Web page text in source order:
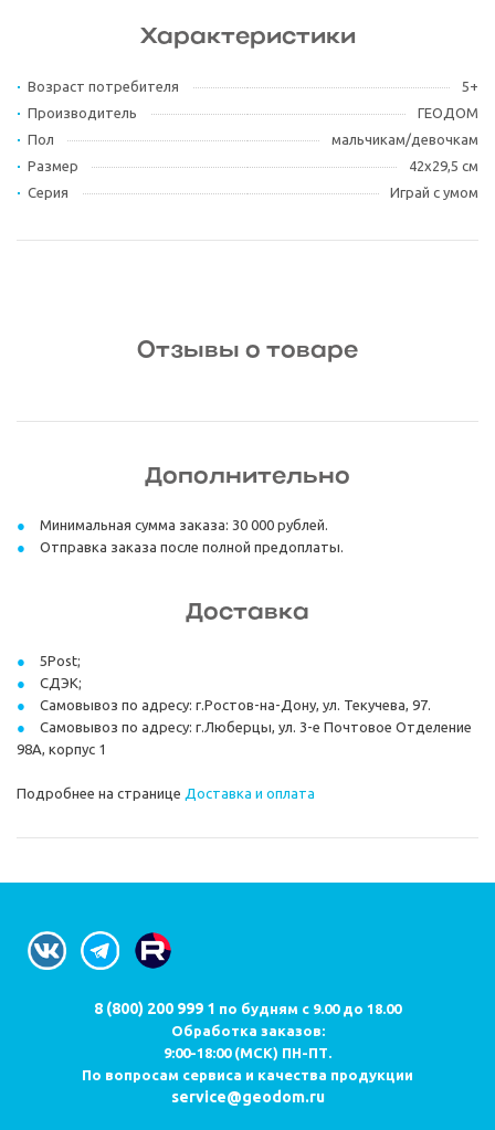
Характеристики
Возраст потребителя
5+
Производитель
ГЕОДОМ
Пол
мальчикам/девочкам
Размер
42х29,5 см
Серия
Играй с умом
Отзывы о товаре
Дополнительно
Минимальная сумма заказа: 30 000 рублей.
Отправка заказа после полной предоплаты.
Доставка
5Post;
СДЭК;
Самовывоз по адресу: г.Ростов-на-Дону, ул. Текучева, 97.
Самовывоз по адресу: г.Люберцы, ул. 3-е Почтовое Отделение
98А, корпус 1
Подробнее на странице Доставка и оплата
8 (800) 200 999 1 по будням с 9.00 до 18.00
Обработка заказов:
9:00-18:00 (МСК) ПН-ПТ.
По вопросам сервиса и качества продукции
service@geodom.ru